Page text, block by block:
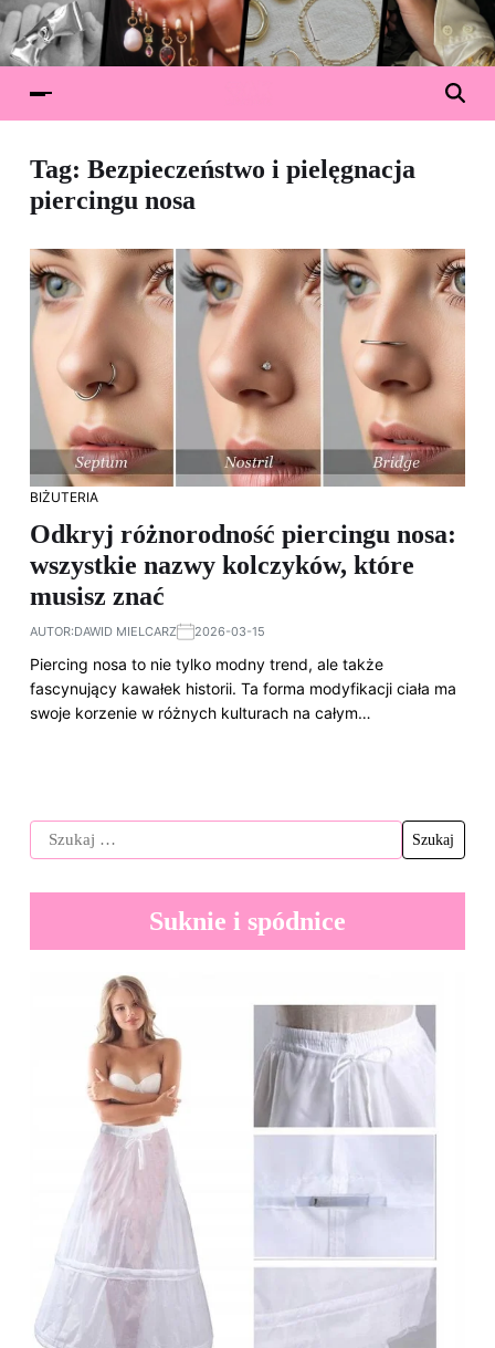
Tag: Bezpieczeństwo i pielęgnacja
piercingu nosa
BIŻUTERIA
Odkryj różnorodność piercingu nosa:
wszystkie nazwy kolczyków, które
musisz znać
AUTOR:DAWID MIELCARZ 2026-03-15
Piercing nosa to nie tylko modny trend, ale także
fascynujący kawałek historii. Ta forma modyfikacji ciała ma
swoje korzenie w różnych kulturach na całym…
Suknie i spódnice